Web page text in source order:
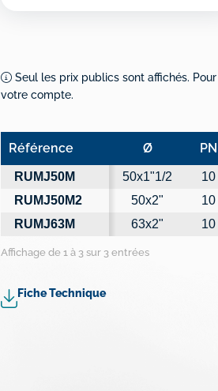
Seul les prix publics sont affichés.
votre compte.
Référence Ø PN
Référence Ø PN
RUMJ50M 50x1"1/2 10
RUMJ50M2
50x2" 10
RUMJ63M
63x2" 10
Affichage de 1 à 3 sur 3 entrées
Fiche Technique